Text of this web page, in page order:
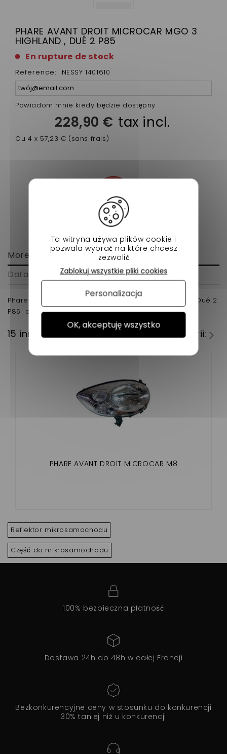
PHARE AVANT DROIT MICROCAR MGO 3
HIGHLAND , DUÉ 2 P85
En rupture de stock
Reference: NESSY 1401610
Powiadom mnie kiedy będzie dostępny
228,90 € tax incl.
Ou 4 x 57,23 € (sans frais)
More info
Data sheet
Phare avant passager Microcar MGO 3 Highland , Dué 2
P85 d'origine voiture sans permis.
15 innych produktów w tej samej kategorii:
PHARE AVANT DROIT MICROCAR M8
Reflektor mikrosamochodu
Część do mikrosamochodu
100% bezpieczna płatność
Dostawa 24h do 48h w całej Francji
Bezkonkurencyjne ceny w stosunku do konkurencji
30% taniej niż u konkurencji
Ta witryna używa plików cookie i
pozwala wybrać na które chcesz
zezwolić
OK, akceptuję wszystko
Zablokuj wszystkie pliki cookies
Personalizacja